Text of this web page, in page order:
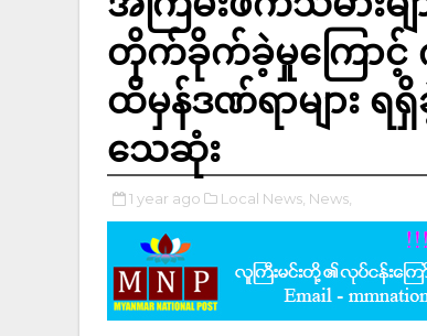
တိုက်ခိုက်ခဲ့မှုကြောင့် ကို
ထိမှန်ဒဏ်ရာများ ရ
သေဆုံး
1 year ago Local News, News,